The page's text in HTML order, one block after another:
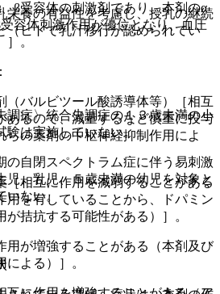
栄養の有益性を考慮し、授乳の継続
（ヒトで乳汁移行が認められてい
症〉統合失調症の１３歳未満の小
験は実施していない。
自閉スペクトラム症に伴う易刺激
児、乳児、５歳未満の幼児を対象と
ない。
β受容体の刺激剤であり、本剤のα
容体刺激作用が優位となり、血圧
。
バルビツール酸誘導体等）［相互
あるので、減量するなど慎重に投与
らの薬剤の中枢神経抑制作用によ
相互に作用を減弱することがある
用を有していることから、ドパミン
拮抗する可能性がある）］。
が増強することがある（本剤及び
よる）］。